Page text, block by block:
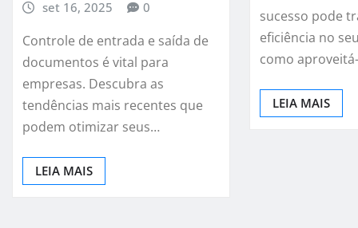
set 16, 2025
0
Controle de entrada e saída de
documentos é vital para
empresas. Descubra as
tendências mais recentes que
podem otimizar seus…
LEIA MAIS
sucesso pode
eficiência no
como
LEIA MAIS